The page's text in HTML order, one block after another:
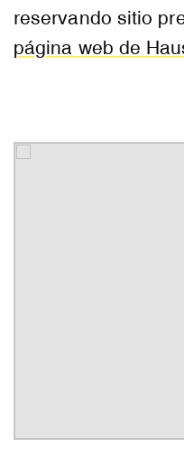
reservando sitio
página web de